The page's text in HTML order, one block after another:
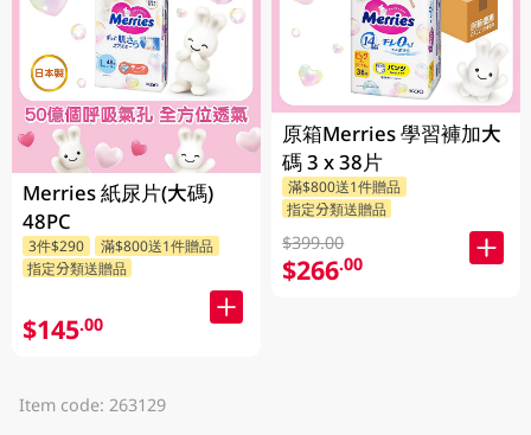
Merries 紙尿片(大碼)
48PC
3件$290
滿$800送1件贈品
指定分類送贈品
$145.00
原箱Merries 學習褲加大
碼 3 x 38片
滿$800送1件贈品
指定分類送贈品
$399.00
$266.00
Item code: 263129